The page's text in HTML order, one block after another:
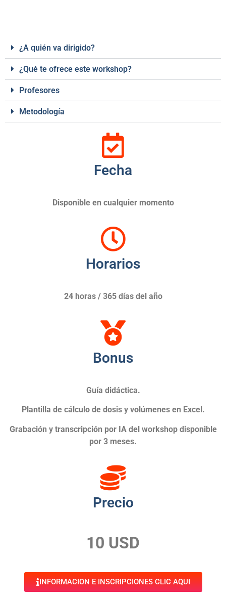
¿A quién va dirigido?
¿Qué te ofrece este workshop?
Profesores
Metodología
Fecha
Disponible en cualquier momento
Horarios
24 horas / 365 días del año
Bonus
Guía didáctica.
Plantilla de cálculo de dosis y volúmenes en Excel.
Grabación y transcripción por IA del workshop disponible
por 3 meses.
Precio
10 USD
INFORMACION E INSCRIPCIONES CLIC AQUI